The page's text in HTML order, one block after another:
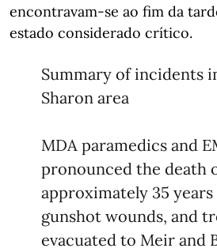
encontravam-se ao fim da
estado considerado crítico.
Summary of incidents
Sharon area
MDA paramedics and
pronounced the death
approximately 35
gunshot wounds, and
evacuated to Meir and